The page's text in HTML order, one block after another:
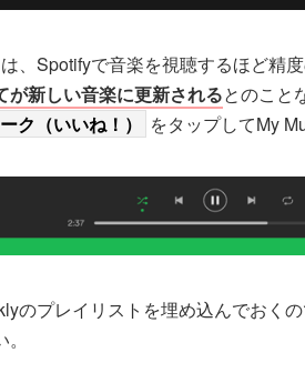
、Spotifyで音楽を視聴するほど精
が新しい音楽に更新されるとのこと
ク（いいね！） をタップしてMy
のプレイリストを埋め込んでおく